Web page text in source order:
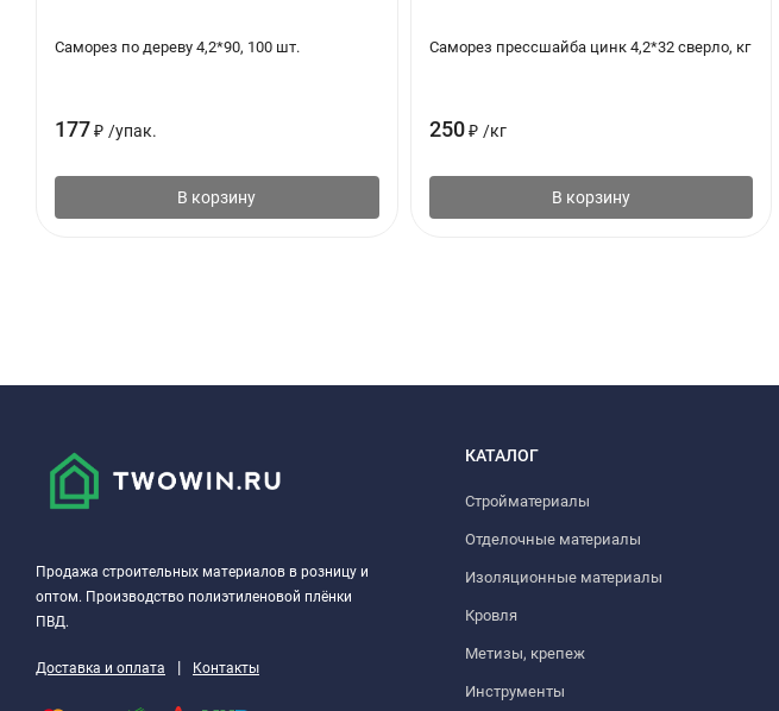
Саморез по дереву 4,2*90, 100 шт.
177₽ /упак.
В корзину
Саморез прессшайба цинк 4,2*32 сверло, кг
250 ₽ /кг
В корзину
Продажа строительных материалов в розницу и
оптом. Производство полиэтиленовой плёнки
ПВД.
Доставка и оплата | Контакты
КАТАЛОГ
Стройматериалы
Отделочные материалы
Изоляционные материалы
Кровля
Метизы, крепеж
Инструменты